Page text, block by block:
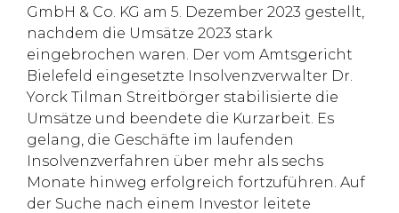
GmbH & Co. KG am 5. Dezember 2023 gestellt,
nachdem die Umsätze 2023 stark
eingebrochen waren. Der vom Amtsgericht
Bielefeld eingesetzte Insolvenzverwalter Dr.
Yorck Tilman Streitbörger stabilisierte die
Umsätze und beendete die Kurzarbeit. Es
gelang, die Geschäfte im laufenden
Insolvenzverfahren über mehr als sechs
Monate hinweg erfolgreich fortzuführen. Auf
der Suche nach einem Investor leitete